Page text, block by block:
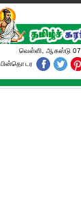
வெள்ளி, ஆகஸ்டு
பின்தொடர